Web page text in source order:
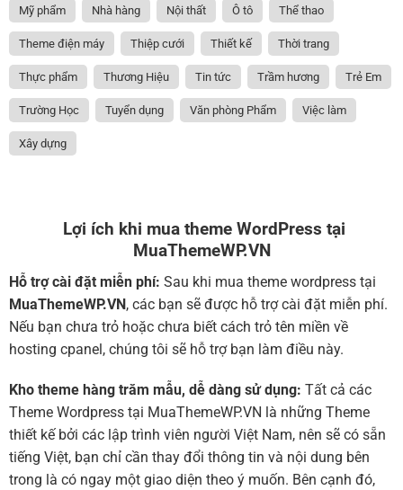
Mỹ phẩm Nhà hàng Nội thất Ô tô Thể thao
Theme điện máy Thiệp cưới Thiết kế Thời trang
Thực phẩm Thương Hiệu Tin tức Trầm hương Trẻ Em
Trường Học Tuyển dụng Văn phòng Phẩm Việc làm
Xây dựng
Lợi ích khi mua theme WordPress tại
MuaThemeWP.VN
Hỗ trợ cài đặt miễn phí: Sau khi mua theme wordpress tại
MuaThemeWP.VN, các bạn sẽ được hỗ trợ cài đặt miễn phí.
Nếu bạn chưa trỏ hoặc chưa biết cách trỏ tên miền về
hosting cpanel, chúng tôi sẽ hỗ trợ bạn làm điều này.
Kho theme hàng trăm mẫu, dễ dàng sử dụng: Tất cả các
Theme Wordpress tại MuaThemeWP.VN là những Theme
thiết kế bởi các lập trình viên người Việt Nam, nên sẽ có sẵn
tiếng Việt, bạn chỉ cần thay đổi thông tin và nội dung bên
trong là có ngay một giao diện theo ý muốn. Bên cạnh đó,